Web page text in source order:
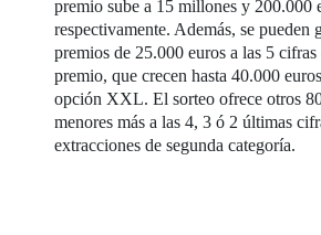
premio sube a 15 millones y 200.000
respectivamente. Además, se pueden
premios de 25.000 euros a las 5
premio, que crecen hasta 40.000
opción XXL. El sorteo ofrece otros
menores más a las 4, 3 ó 2 últimas
extracciones de segunda categoría.